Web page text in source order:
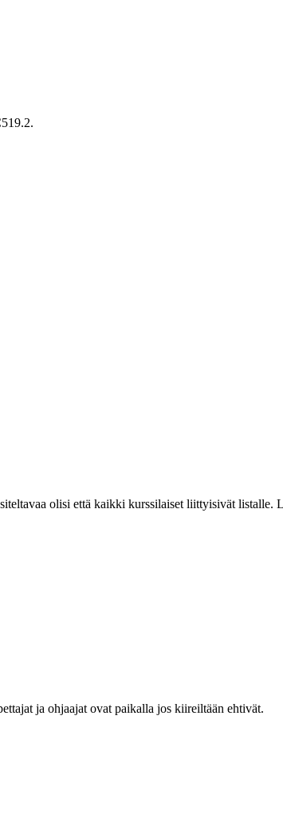
.
olisi että kaikki kurssilaiset liittyisivät listalle.
ja ohjaajat ovat paikalla jos kiireiltään ehtivät.